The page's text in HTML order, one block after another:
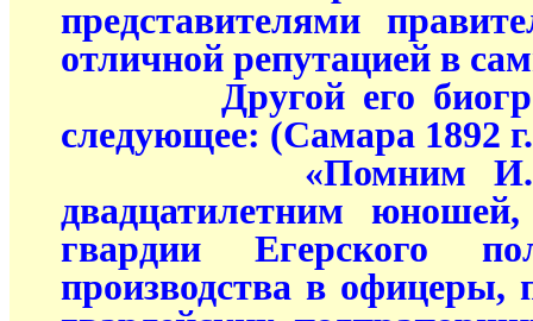
представителями
отличной репутацией в
Другой его
следующее: (Самара 1892
«Помним И.А.
двадцатилетним
гвардии Егерского
производства в